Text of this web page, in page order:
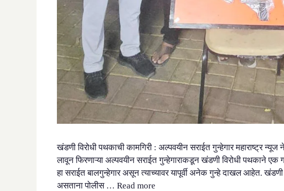
खंडणी विरोधी पथकाची कामगिरी : अल्पवयीन सराईत गुन्हेगार महाराष्ट्र
लावून फिरणाऱ्या अल्पवयीन सराईत गुन्हेगाराकडून खंडणी विरोधी पथकाने
हा सराईत बालगुन्हेगार असून त्याच्यावर यापूर्वी अनेक गुन्हे दाखल आहेत.
असताना पोलीस … Read more